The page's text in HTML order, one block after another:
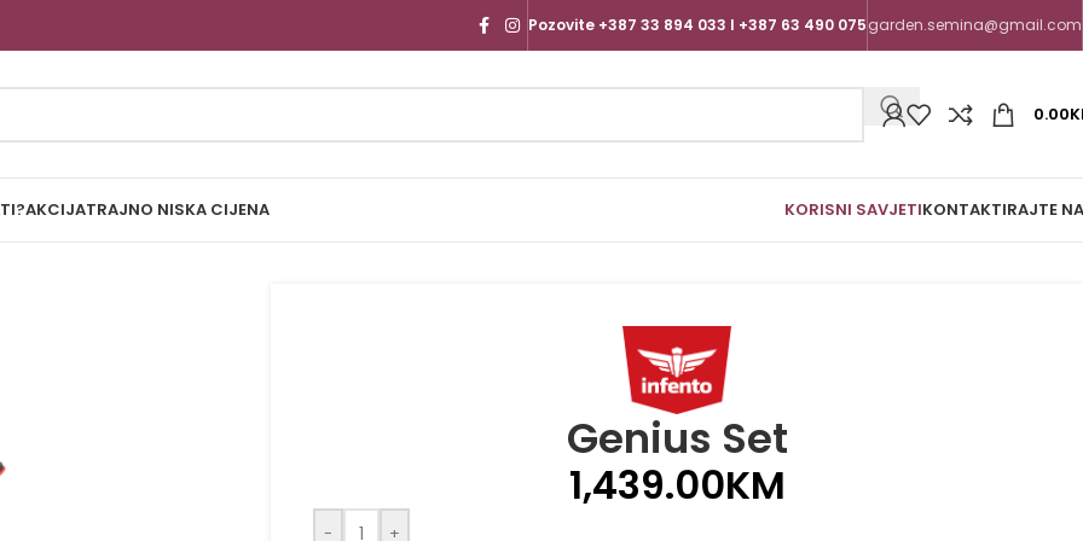
Pozovite +387 33 894 033 I +387 63 490 075garden.semina@gmail.com
0.00
AKCIJATRAJNO NISKA CIJENA KORISNI SAVJETIKONTAKTIRAJTE
Genius Set
1,439.00KM
- +